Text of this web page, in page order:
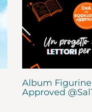
Album
Approved